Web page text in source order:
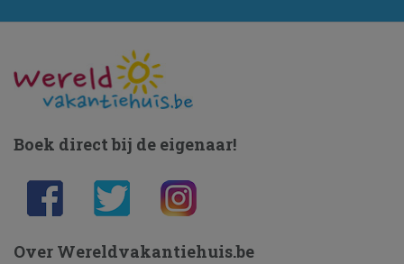
Boek direct bij de eigenaar!
Over Wereldvakantiehuis.be